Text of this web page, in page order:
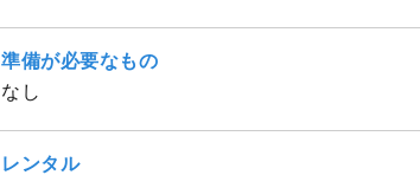
準備が必要なもの
なし
レンタル